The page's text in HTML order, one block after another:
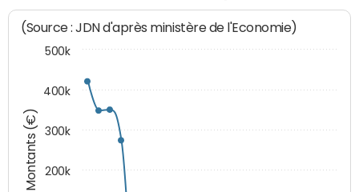
Montants (€)
(Source : JDN d'après ministère de l'Economie)
200k
300k
400k
500k